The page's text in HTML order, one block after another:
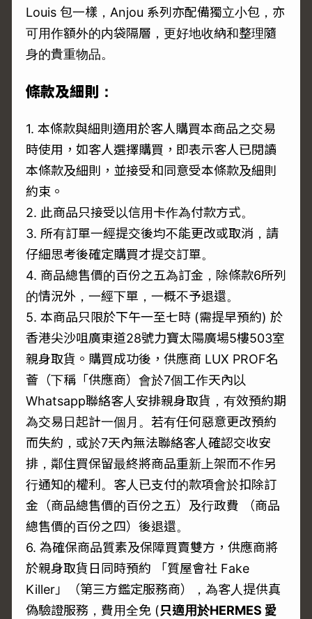
Louis 包一樣，Anjou 系列亦配備獨立小包，亦
可用作額外的内袋隔層，更好地收納和整理隨
身的貴重物品。
條款及細則：
1. 本條款與細則適用於客人購買本商品之交易
時使用，如客人選擇購買，即表示客人已閱讀
本條款及細則，並接受和同意受本條款及細則
約束。
2. 此商品只接受以信用卡作為付款方式。
3. 所有訂單一經提交後均不能更改或取消，請
仔細思考後確定購買才提交訂單。
4. 商品總售價的百份之五為訂金，除條款6所列
的情況外，一經下單，一概不予退還。
5. 本商品只限於下午一至七時 (需提早預約) 於
香港尖沙咀廣東道28號力寶太陽廣場5樓503室
親身取貨。購買成功後，供應商 LUX PROF名
薈（下稱「供應商）會於7個工作天內以
Whatsapp聯絡客人安排親身取貨，有效預約期
為交易日起計一個月。若有任何惡意更改預約
而失約，或於7天內無法聯絡客人確認交收安
排，鄰住買保留最終將商品重新上架而不作另
行通知的權利。客人已支付的款項會於扣除訂
金（商品總售價的百份之五）及行政費 （商品
總售價的百份之四）後退還。
6. 為確保商品質素及保障買賣雙方，供應商將
於親身取貨日同時預約 「質屋會社 Fake
Killer」（第三方鑑定服務商），為客人提供真
偽驗證服務，費用全免 (只適用於HERMES 愛